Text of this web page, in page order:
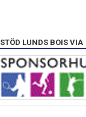
STÖD LUNDS BOIS VIA